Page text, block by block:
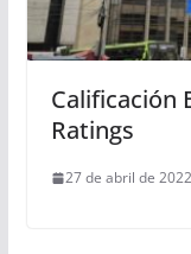
Calificación
Ratings
27 de abril de 2022